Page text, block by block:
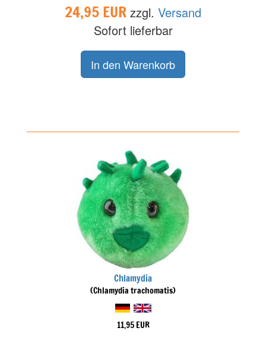
24,95 EUR zzgl. Versand
Sofort lieferbar
Chlamydia
(Chlamydia trachomatis)
11,95 EUR